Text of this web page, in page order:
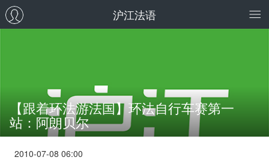
沪江法语
【跟着环法游法国】环法自行车赛第一
站：阿朗贝尔
2010-07-08 06:00